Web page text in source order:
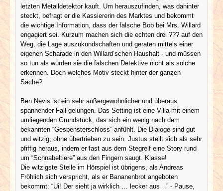
letzten Metalldetektor kauft. Um herauszufinden, was dahinter
steckt, befragt er die Kassiererin des Marktes und bekommt
die wichtige Information, dass der falsche Bob bei Mrs. Willard
engagiert sei. Kurzum machen sich die echten drei ??? auf den
Weg, die Lage auszukundschaften und geraten mittels einer
eigenen Scharade in den Willard’schen Haushalt - und müssen
so tun als würden sie die falschen Detektive nicht als solche
erkennen. Doch welches Motiv steckt hinter der ganzen
Sache?
Ben Nevis ist ein sehr außergewöhnlicher und überaus
spannender Fall gelungen. Das Setting ist eine Villa mit einem
umliegenden Grundstück, das sich ein wenig nach dem
bekannten “Gespensterschloss” anfühlt. Die Dialoge sind gut
und witzig, ohne übertrieben zu sein. Justus stellt sich als sehr
pfiffig heraus, indem er fast aus dem Stegreif eine Story rund
um “Schnabeltiere” aus den Fingern saugt. Klasse!
Die witzigste Stelle im Hörspiel ist übrigens, als Andreas
Fröhlich sich verspricht, als er Bananenbrot angeboten
bekommt: “Ui! Der sieht ja wirklich … lecker aus…” - Pause,